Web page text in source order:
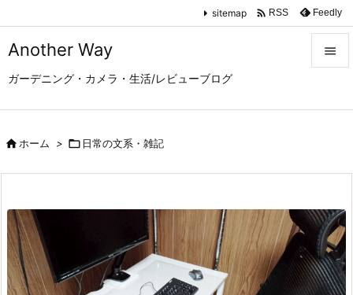
Another Way
ガーデニング・カメラ・生活/レビューブログ


次へ

検索
sitemap  RSS Feedly
ホーム >  日常の文系・雑記